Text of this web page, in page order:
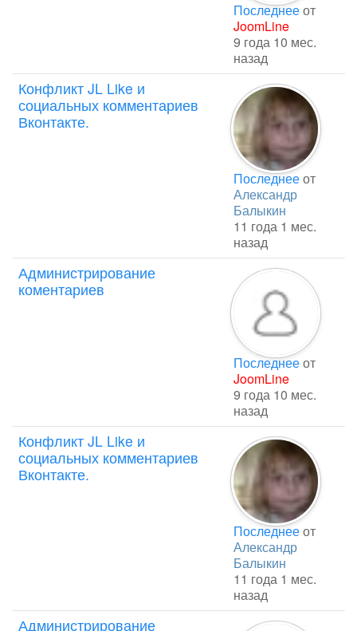
Последнееот
JoomLine
9 года 10 мес.
назад
Конфликт JL Like и
социальных комментариев
Вконтакте.
Последнееот
Александр
Балыкин
11 года 1 мес.
назад
Администрирование
коментариев
Последнееот
JoomLine
9 года 10 мес.
назад
Конфликт JL Like и
социальных комментариев
Вконтакте.
Последнееот
Александр
Балыкин
11 года 1 мес.
назад
Администрирование